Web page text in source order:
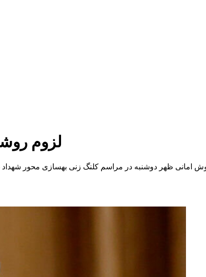
لزوم
امانی ظهر دوشنبه در مراسم کلنگ زنی بهسازی محور